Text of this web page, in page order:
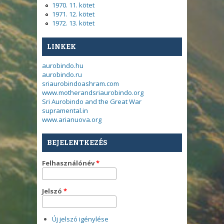
1970. 11. kötet
1971. 12. kötet
1972. 13. kötet
LINKEK
aurobindo.hu
aurobindo.ru
sriaurobindoashram.com
www.motherandsriaurobindo.org
Sri Aurobindo and the Great War
supramental.in
www.arianuova.org
BEJELENTKEZÉS
Felhasználónév*
Jelszó *
Új jelszó igénylése